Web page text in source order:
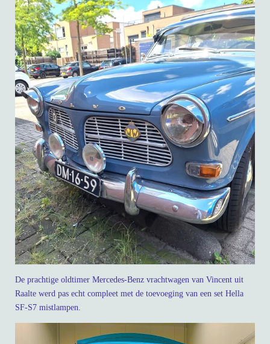
De prachtige oldtimer Mercedes-Benz vrachtwagen van Vincent uit
Raalte werd pas echt compleet met de toevoeging van een set Hella
SF-S7 mistlampen.